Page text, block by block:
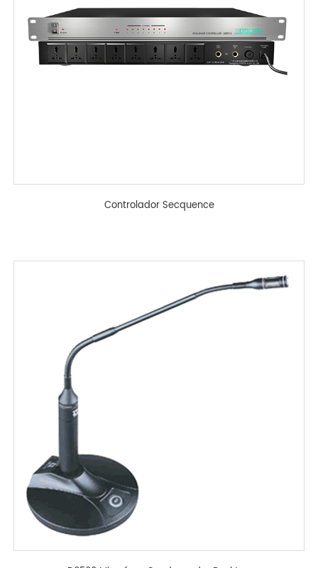
Controlador Secquence